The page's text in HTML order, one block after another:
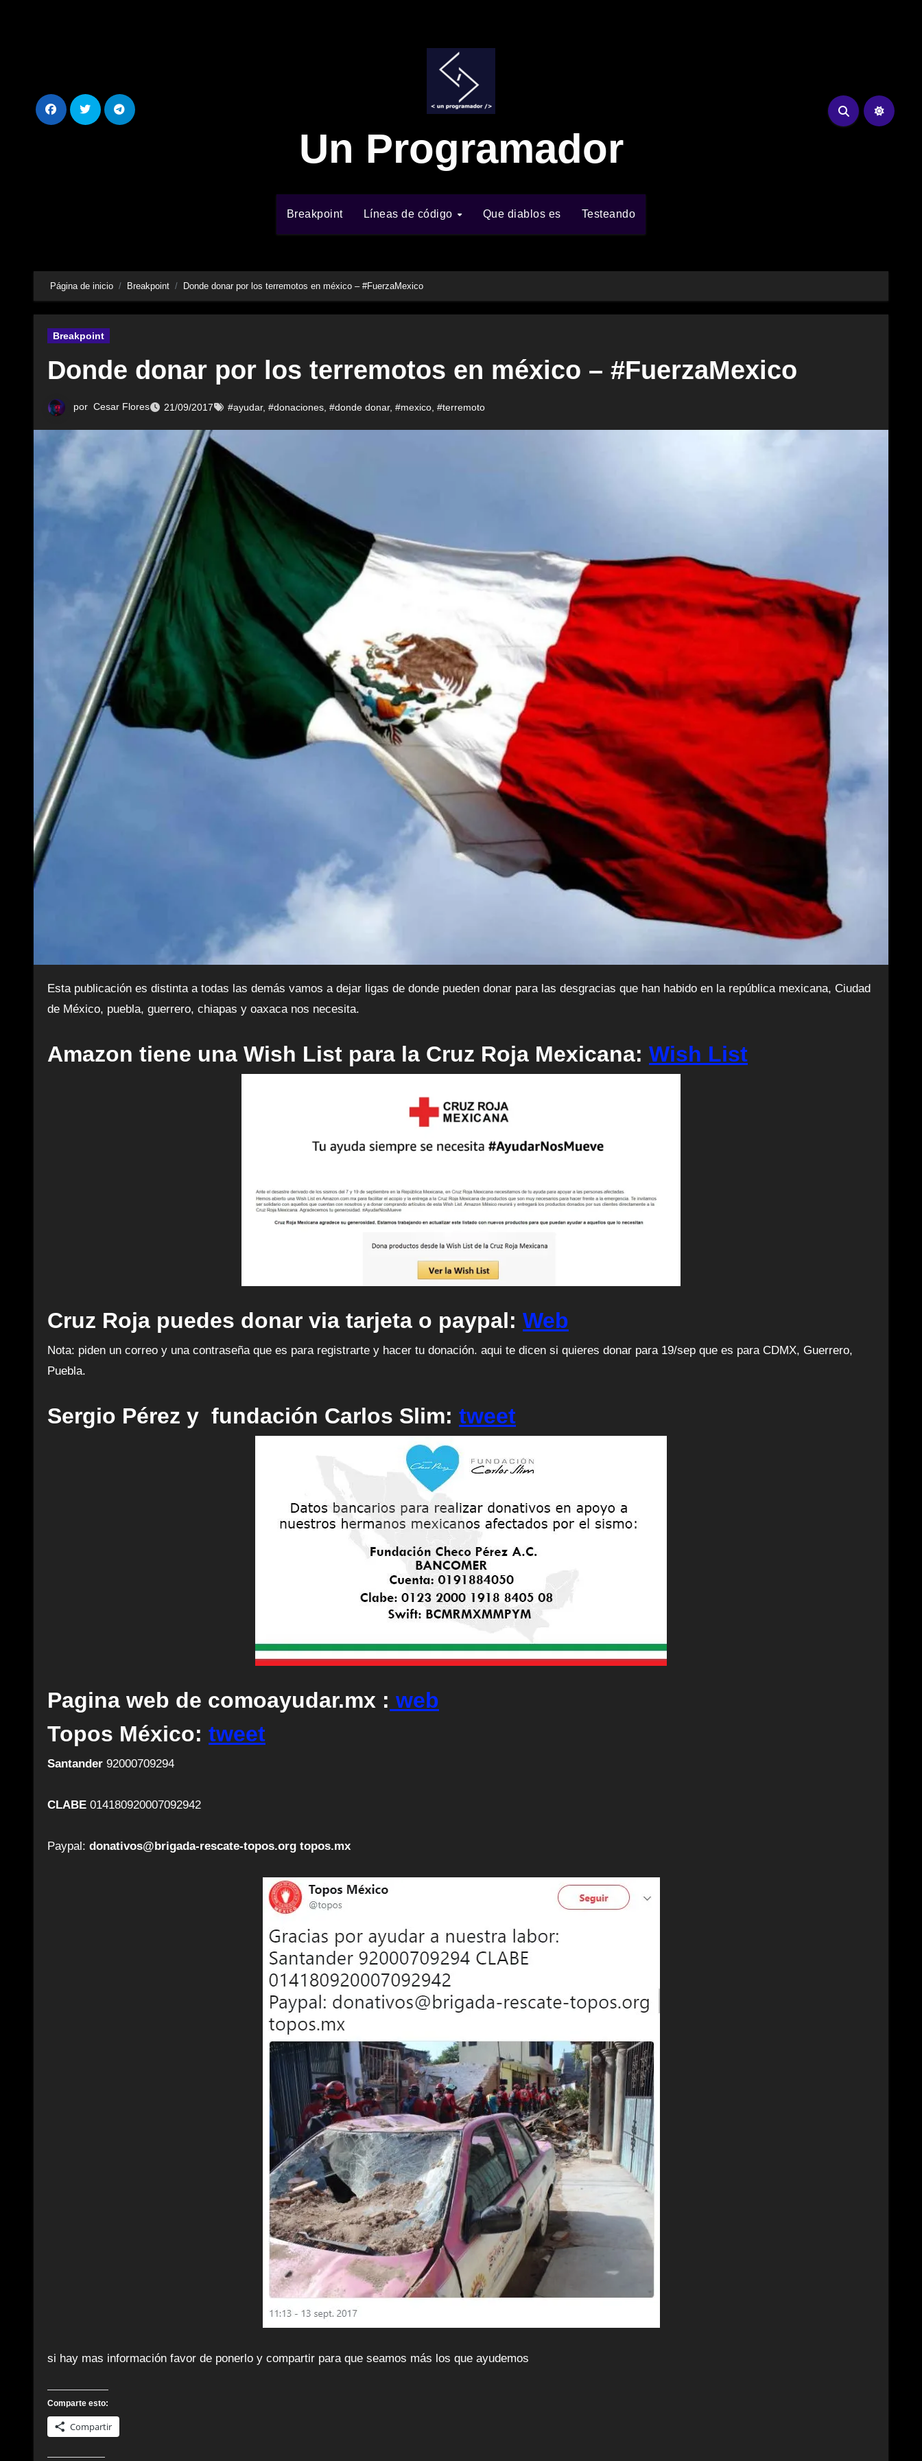
Un Programador
Breakpoint Líneas de código Que diablos es Testeando
Página de inicio Breakpoint Donde donar por los terremotos en méxico – #FuerzaMexico
Breakpoint
Donde donar por los terremotos en méxico – #FuerzaMexico
por Cesar Flores 21/09/2017 #ayudar, #donaciones #donde donar, #mexico #terremoto
Esta publicación es distinta a todas las demás vamos a dejar ligas de donde pueden donar para las desgracias que han habido en la república mexicana, Ciudad
de México, puebla, guerrero, chiapas y oaxaca nos necesita.
Amazon tiene una Wish List para la Cruz Roja Mexicana: Wish List
Cruz Roja puedes donar via tarjeta o paypal: Web
Nota: piden un correo y una contraseña que es para registrarte y hacer tu donación. aqui te dicen si quieres donar para 19/sep que es para CDMX, Guerrero,
Puebla.
Sergio Pérez y fundación Carlos Slim: tweet
Pagina web de comoayudar.mx : web
Topos México: tweet
Santander 92000709294
CLABE 014180920007092942
Paypal: donativos@brigada-rescate-topos.org topos.mx
si hay mas información favor de ponerlo y compartir para que seamos más los que ayudemos
Comparte esto:
Compartir